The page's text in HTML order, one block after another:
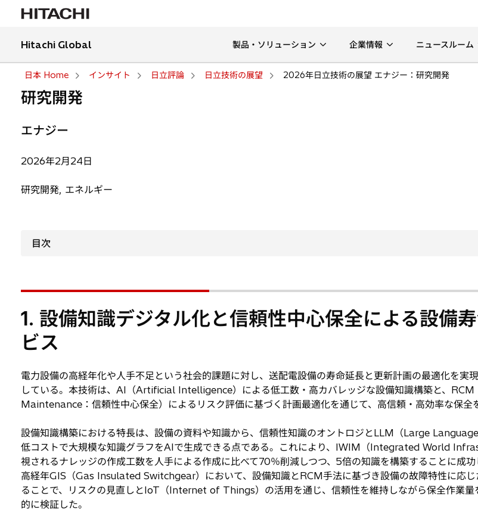
Hitachi Global 製品・ソリューション 企業情報 ニュースルーム
日本 Home インサイト 日立評論 日立技術の展望 2026年日立技術の展望 エナジー：研究開発
研究開発
エナジー
2026年2月24日
研究開発, エネルギー
目次
1. 設備知識デジタル化と信頼性中心保全による設備
ビス
電力設備の高経年化や人手不足という社会的課題に対し、送配電設備の寿命延長と更新計画の最適化を実
している。本技術は、AI（Artificial Intelligence）による低工数・高カバレッジな設備知識構築と、
Maintenance：信頼性中心保全）によるリスク評価に基づく計画最適化を通じて、高信頼・高効率な保全
設備知識構築における特長は、設備の資料や知識から、信頼性知識のオントロジとLLM（Large
低コストで大規模な知識グラフをAIで生成できる点である。これにより、IWIM（Integrated World
視されるナレッジの作成工数を人手による作成に比べて70％削減しつつ、5倍の知識を構築することに成
高経年GIS（Gas Insulated Switchgear）において、設備知識とRCM手法に基づき設備の故障特性に応じ
ることで、リスクの見直しとIoT（Internet of Things）の活用を通じ、信頼性を維持しながら保全作業量
的に検証した。